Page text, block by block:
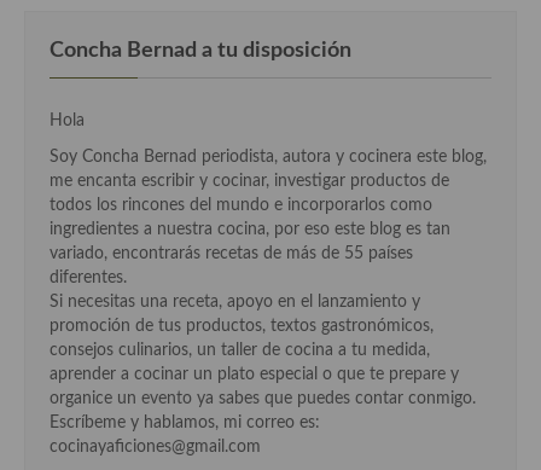
Concha Bernad a tu disposición
Hola
Soy Concha Bernad periodista, autora y cocinera este blog,
me encanta escribir y cocinar, investigar productos de
todos los rincones del mundo e incorporarlos como
ingredientes a nuestra cocina, por eso este blog es tan
variado, encontrarás recetas de más de 55 países
diferentes.
Si necesitas una receta, apoyo en el lanzamiento y
promoción de tus productos, textos gastronómicos,
consejos culinarios, un taller de cocina a tu medida,
aprender a cocinar un plato especial o que te prepare y
organice un evento ya sabes que puedes contar conmigo.
Escríbeme y hablamos, mi correo es:
cocinayaficiones@gmail.com